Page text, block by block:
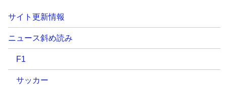
サイト更新情報
ニュース斜め読み
F1
サッカー